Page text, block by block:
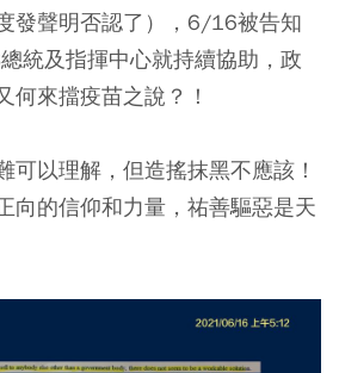
發聲明否認了），6/16被告知
統及指揮中心就持續協助，政
何來擋疫苗之說？！
可以理解，但造搖抹黑不應該！
向的信仰和力量，祐善驅惡是天